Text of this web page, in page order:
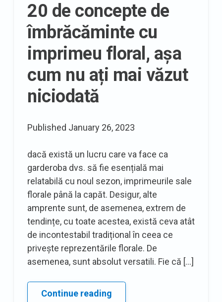
Holiday
Look
Book
20 de concepte de
îmbrăcăminte cu
imprimeu floral, așa
cum nu ați mai văzut
niciodată
Published January 26, 2023
dacă există un lucru care va face ca
garderoba dvs. să fie esențială mai
relatabilă cu noul sezon, imprimeurile sale
florale până la capăt. Desigur, alte
amprente sunt, de asemenea, extrem de
tendințe, cu toate acestea, există ceva atât
de incontestabil tradițional în ceea ce
privește reprezentările florale. De
asemenea, sunt absolut versatili. Fie că […]
Continue reading20